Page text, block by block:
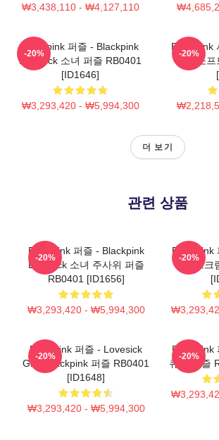
₩3,438,110 - ₩4,127,110
Blackpink 퍼즐 - Blackpink
Lovesick 소녀 퍼즐 RB0401
[ID1646]
₩3,293,420 - ₩5,994,300
-20%
Blackpink
이폰 소프
-20%
더 보기
관련 상품
Blackpink 퍼즐 - Blackpink
Lovesick 소녀 주사위 퍼즐
RB0401 [ID1656]
₩3,293,420 - ₩5,994,300
-20%
Blackpink
아이스크
-20%
Blackpink 퍼즐 - Lovesick
Girls Blackpink 퍼즐 RB0401
[ID1648]
₩3,293,420 - ₩5,994,300
-20%
Blackpink
큐브 퍼즐
-20%